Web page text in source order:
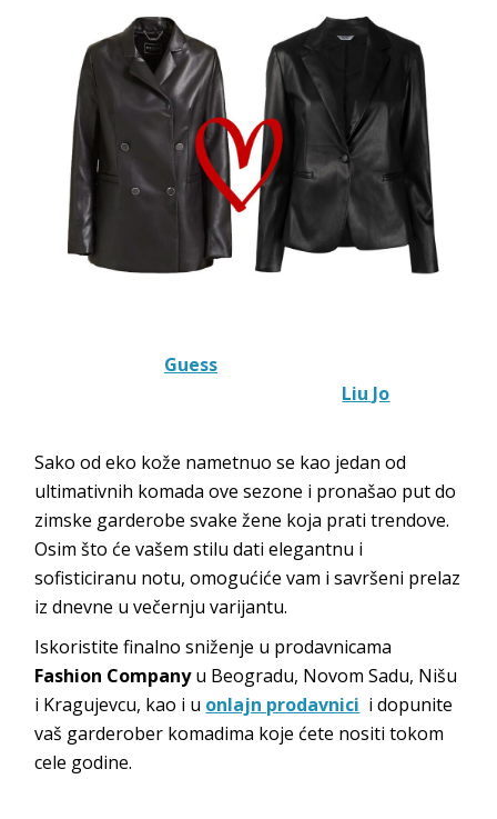
Guess
Liu Jo
Sako od eko kože nametnuo se kao jedan od
ultimativnih komada ove sezone i pronašao put do
zimske garderobe svake žene koja prati trendove.
Osim što će vašem stilu dati elegantnu i
sofisticiranu notu, omogućiće vam i savršeni prelaz
iz dnevne u večernju varijantu.
Iskoristite finalno sniženje u prodavnicama
Fashion Companyu Beogradu, Novom Sadu, Nišu
i Kragujevcu, kao i u onlajn prodavnici i dopunite
vaš garderober komadima koje ćete nositi tokom
cele godine.